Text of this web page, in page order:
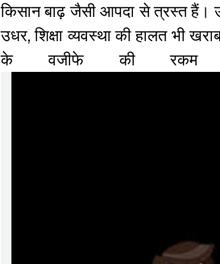
किसान बाढ़ जैसी आपदा से त्रस्त हैं।
उधर, शिक्षा व्यवस्था की हालत भी
के वजीफे की रकम